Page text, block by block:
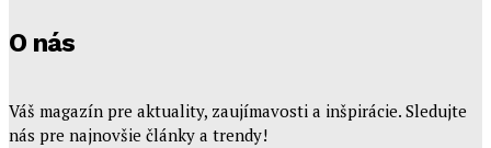
O nás
Váš magazín pre aktuality, zaujímavosti a inšpirácie. Sledujte
nás pre najnovšie články a trendy!